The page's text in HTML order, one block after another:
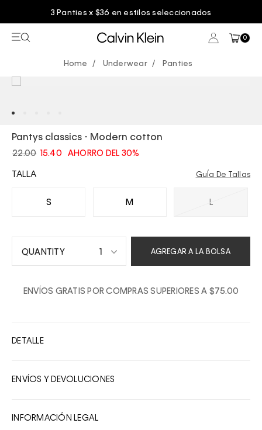
3 Panties x $36 en estilos seleccionados
0
Underwear Panties
Pantys classics - Modern cotton
22.00 15.40 AHORRO DEL 30%
TALLA
S M L
GuÍa De Tallas
1
2
AGREGAR A LA BOLSA
ENVÍOS GRATIS POR COMPRAS SUPERIORES A $75.00
DETALLE
ENVÍOS Y DEVOLUCIONES
INFORMACIÓN LEGAL